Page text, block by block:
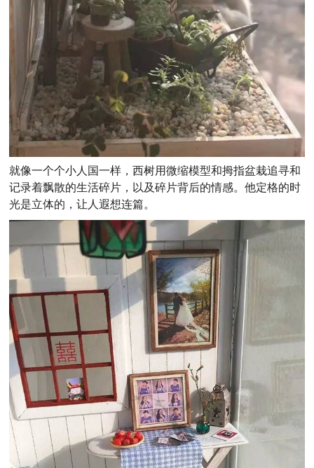
就像一个个小人国一样，西树用微缩模型和拇指盆栽追寻和
记录着飘散的生活碎片，以及碎片背后的情感。他定格的时
光是立体的，让人遐想连篇。